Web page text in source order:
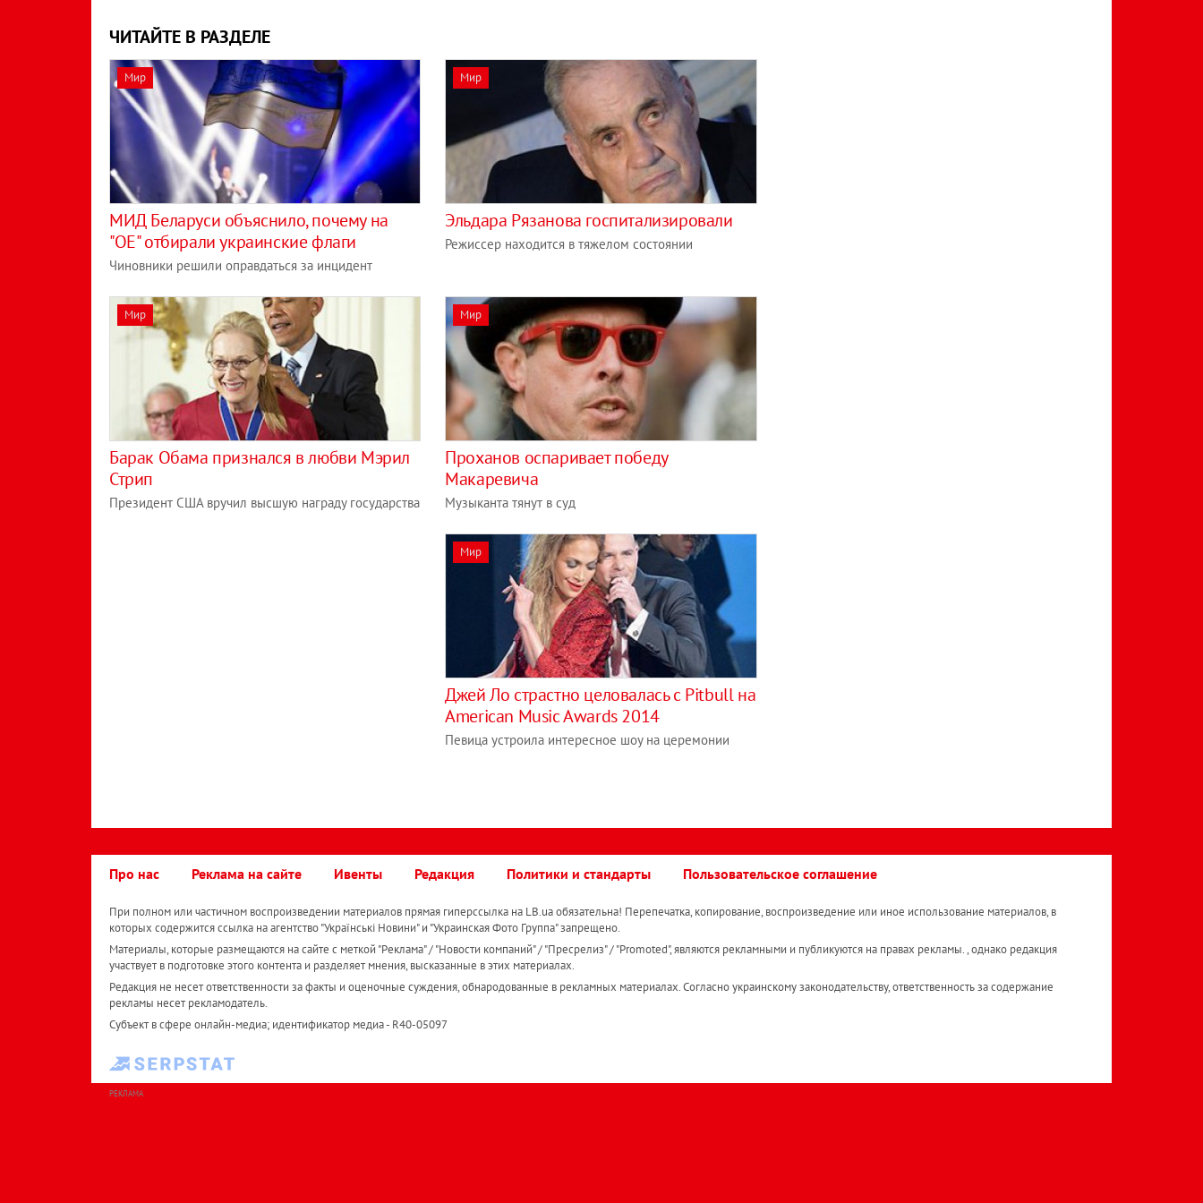
ЧИТАЙТЕ В РАЗДЕЛЕ
Мир
МИД Беларуси объяснило, почему на
"ОЕ" отбирали украинские флаги
Чиновники решили оправдаться за инцидент
Мир
Эльдара Рязанова госпитализировали
Режиссер находится в тяжелом состоянии
Мир
Барак Обама признался в любви Мэрил
Стрип
Президент США вручил высшую награду государства
Мир
Проханов оспаривает победу
Макаревича
Музыканта тянут в суд
Мир
Джей Ло страстно целовалась с Pitbull на
American Music Awards 2014
Певица устроила интересное шоу на церемонии
Про нас Реклама на сайте Ивенты Редакция Политики и стандарты Пользовательское соглашение
При полном или частичном воспроизведении материалов прямая гиперссылка на LB.ua обязательна! Перепечатка, копирование, воспроизведение или иное использование материалов, в
которых содержится ссылка на агентство "Українськi Новини" и "Украинская Фото Группа" запрещено.
Материалы, которые размещаются на сайте с меткой "Реклама" / "Новости компаний" / "Пресрелиз" / "Promoted", являются рекламными и публикуются на правах рекламы. , однако редакция
участвует в подготовке этого контента и разделяет мнения, высказанные в этих материалах.
Редакция не несет ответственности за факты и оценочные суждения, обнародованные в рекламных материалах. Согласно украинскому законодательству, ответственность за содержание
рекламы несет рекламодатель.
Субъект в сфере онлайн-медиа; идентификатор медиа - R40-05097
РЕКЛАМА